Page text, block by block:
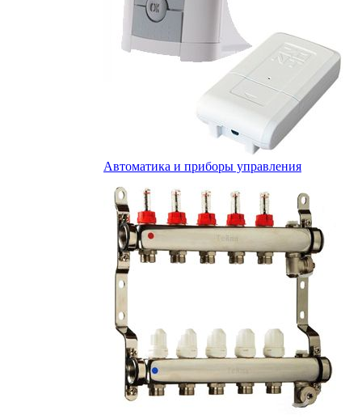
Автоматика и приборы управления